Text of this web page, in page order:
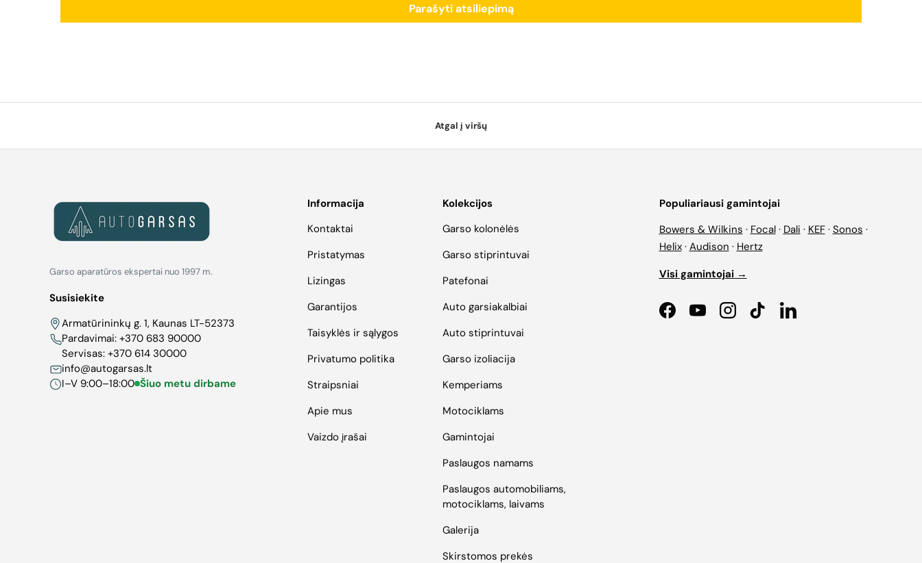
Parašyti atsiliepimą
Atgal į viršų
Garso aparatūros ekspertai nuo 1997 m.
Susisiekite
Armatūrininkų g. 1, Kaunas LT-52373
Pardavimai: +370 683 90000
Servisas: +370 614 30000
info@autogarsas.lt
I–V 9:00–18:00 Šiuo metu dirbame
Informacija
Kontaktai
Pristatymas
Lizingas
Garantijos
Taisyklės ir sąlygos
Privatumo politika
Straipsniai
Apie mus
Vaizdo įrašai
Kolekcijos
Garso kolonėlės
Garso stiprintuvai
Patefonai
Auto garsiakalbiai
Auto stiprintuvai
Garso izoliacija
Kemperiams
Motociklams
Gamintojai
Paslaugos namams
Paslaugos automobiliams,
motociklams, laivams
Galerija
Skirstomos prekės
Populiariausi gamintojai
Bowers & Wilkins · Focal· Dali · KEF· Sonos ·
Helix· Audison · Hertz
Visi gamintojai →
FacebookYouTubeInstagramTikTokLinkedIn